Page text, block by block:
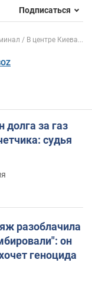
Подписаться
В центре Киева...
за газ
судья
разоблачила
он
геноцида